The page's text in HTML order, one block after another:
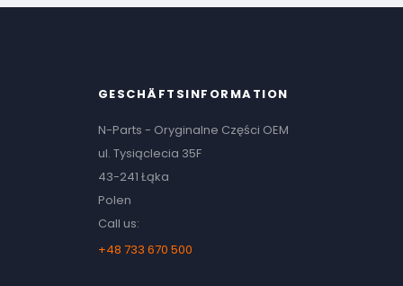
GESCHÄFTSINFORMATION
N-Parts - Oryginalne Części OEM
ul. Tysiąclecia 35F
43-241 Łąka
Polen
Call us:
+48 733 670 500